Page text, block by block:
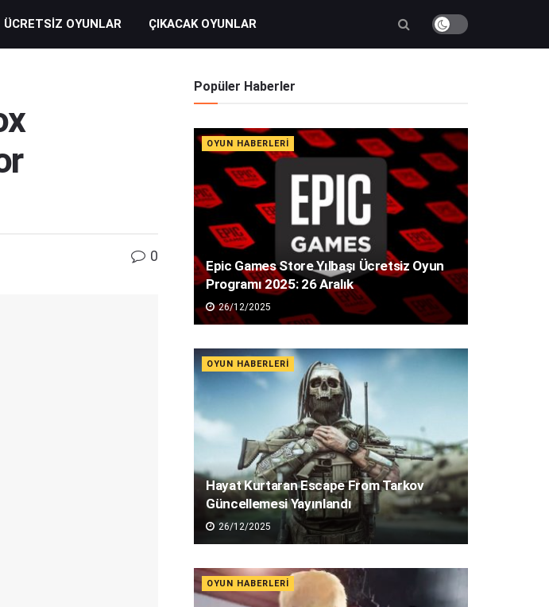
ÜCRETSIZ OYUNLAR ÇIKACAK OYUNLAR
0
Popüler Haberler
OYUN HABERLERI
Epic Games Store Yılbaşı Ücretsiz Oyun
Programı 2025: 26 Aralık
26/12/2025
OYUN HABERLERI
Hayat Kurtaran Escape From Tarkov
Güncellemesi Yayınlandı
26/12/2025
OYUN HABERLERI